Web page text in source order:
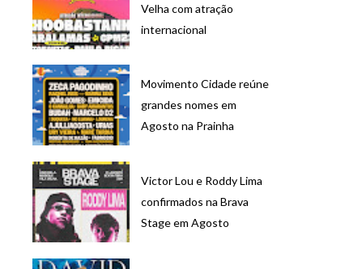
Velha com atração
internacional
Movimento Cidade reúne
grandes nomes em
Agosto na Prainha
Victor Lou e Roddy Lima
confirmados na Brava
Stage em Agosto